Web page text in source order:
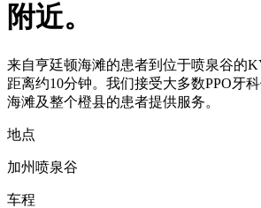
附近。
来自亨廷顿海滩的患者到位于喷泉谷的
距离约10分钟。我们接受大多数PPO牙
海滩及整个橙县的患者提供服务。
地点
加州喷泉谷
车程